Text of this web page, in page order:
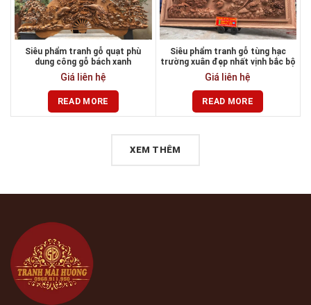
Siêu phẩm tranh gỗ quạt phù
dung công gỗ bách xanh
Giá liên hệ
READ MORE
Siêu phẩm tranh gỗ tùng hạc
trường xuân đẹp nhất vịnh bắc bộ
Giá liên hệ
READ MORE
XEM THÊM